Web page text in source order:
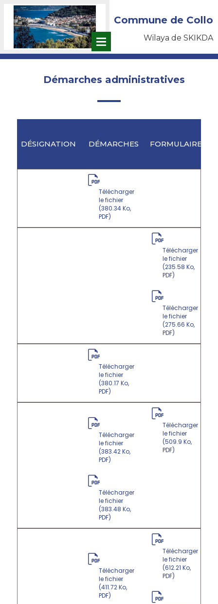
Commune de Collo
Wilaya de SKIKDA
Démarches administratives
DÉSIGNATION DÉMARCHES FORMULAIRES
Télécharger
le fichier
(380.34 Ko,
PDF)
Télécharger
le fichier
(235.58 Ko,
PDF)
Télécharger
le fichier
(275.66 Ko,
PDF)
Télécharger
le fichier
(380.17 Ko,
PDF)
Télécharger
le fichier
(383.42 Ko,
PDF)
Télécharger
le fichier
(383.48 Ko,
PDF)
Télécharger
le fichier
(509.9 Ko,
PDF)
Télécharger
le fichier
(411.72 Ko,
PDF)
Télécharger
le fichier
(612.21 Ko,
PDF)